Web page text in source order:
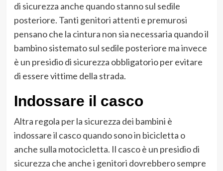
di sicurezza anche quando stanno sul sedile
posteriore. Tanti genitori attenti e premurosi
pensano che la cintura non sia necessaria quando il
bambino sistemato sul sedile posteriore ma invece
è un presidio di sicurezza obbligatorio per evitare
di essere vittime della strada.
Indossare il casco
Altra regola per la sicurezza dei bambini è
indossare il casco quando sono in bicicletta o
anche sulla motocicletta. Il casco è un presidio di
sicurezza che anche i genitori dovrebbero sempre